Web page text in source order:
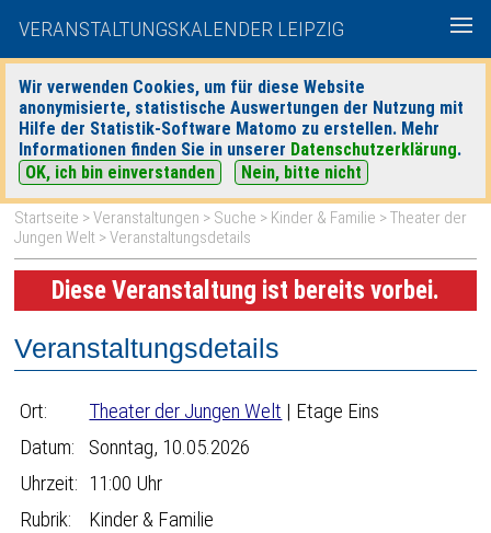
VERANSTALTUNGSKALENDER LEIPZIG
Wir verwenden Cookies, um für diese Website
anonymisierte, statistische Auswertungen der Nutzung mit
Hilfe der Statistik-Software Matomo zu erstellen. Mehr
Informationen finden Sie in unserer Datenschutzerklärung.
OK, ich bin einverstanden
Nein, bitte nicht
heute|morgen| Detaillierte Suche
Startseite >Veranstaltungen > Suche > Kinder & Familie >Theater der
Jungen Welt > Veranstaltungsdetails
Diese Veranstaltung ist bereits vorbei.
Veranstaltungsdetails
Ort: Theater der Jungen Welt | Etage Eins
Datum:
Sonntag, 10.05.2026
Uhrzeit: 11:00 Uhr
Rubrik:
Kinder & Familie